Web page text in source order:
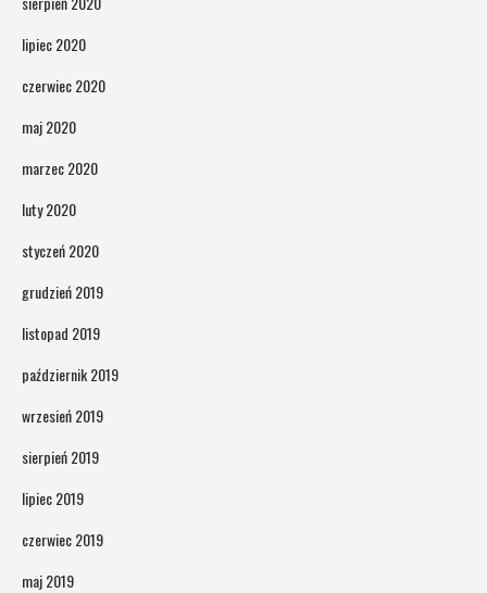
lipiec 2020
czerwiec 2020
maj 2020
marzec 2020
luty 2020
styczeń 2020
grudzień 2019
listopad 2019
październik 2019
wrzesień 2019
sierpień 2019
lipiec 2019
czerwiec 2019
maj 2019